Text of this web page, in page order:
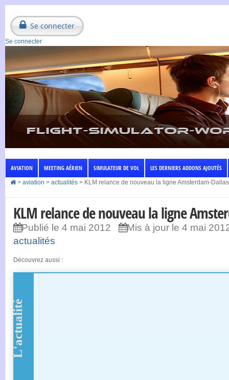
Se connecter
Se connecter
AVIATION MEETING AÉRIEN SIMULATEUR DE VOL LES DERNIERS ADDONS AJOUTÉS
> aviation > actualités > KLM relance de nouveau la ligne Amsterdam-Dallas
KLM relance de nouveau la ligne
Publié le 4 mai 2012
Mis à jour le 4 mai
actualités
Découvrez aussi :